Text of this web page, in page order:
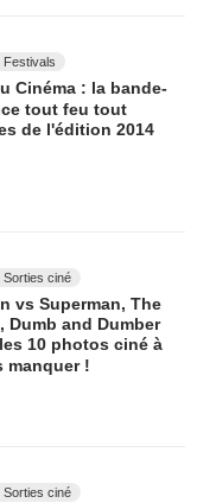
Festivals
Cinéma : la bande-
tout feu tout
de l'édition 2014
Sorties ciné
vs Superman, The
Dumb and Dumber
les 10 photos ciné à
manquer !
Sorties ciné